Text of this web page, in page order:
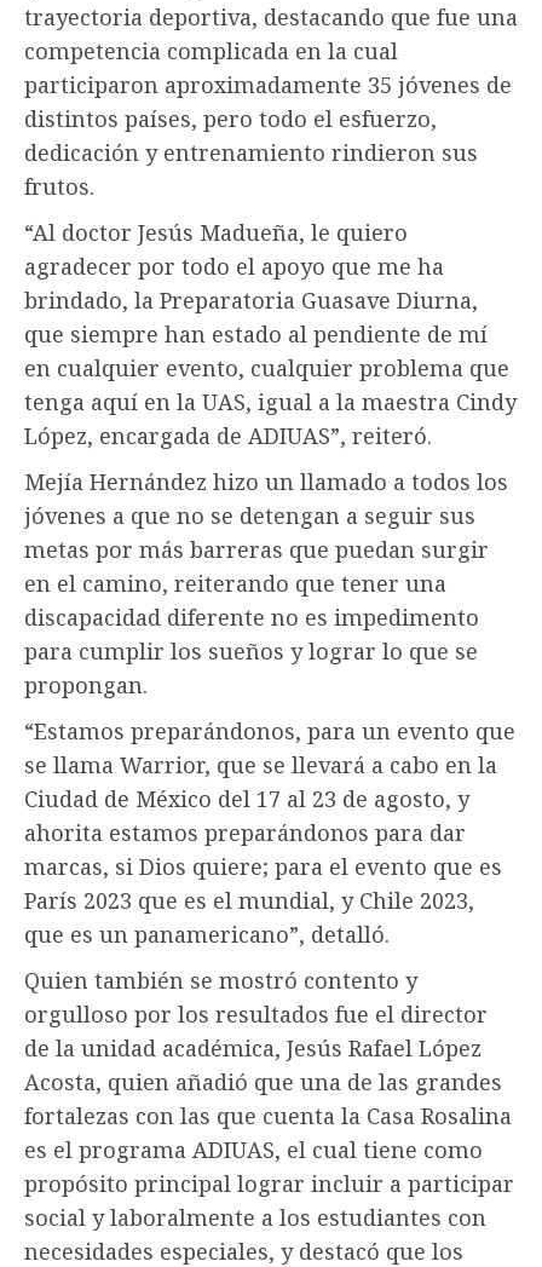
trayectoria deportiva, destacando que fue una
competencia complicada en la cual
participaron aproximadamente 35 jóvenes de
distintos países, pero todo el esfuerzo,
dedicación y entrenamiento rindieron sus
frutos.
“Al doctor Jesús Madueña, le quiero
agradecer por todo el apoyo que me ha
brindado, la Preparatoria Guasave Diurna,
que siempre han estado al pendiente de mí
en cualquier evento, cualquier problema que
tenga aquí en la UAS, igual a la maestra Cindy
López, encargada de ADIUAS”, reiteró.
Mejía Hernández hizo un llamado a todos los
jóvenes a que no se detengan a seguir sus
metas por más barreras que puedan surgir
en el camino, reiterando que tener una
discapacidad diferente no es impedimento
para cumplir los sueños y lograr lo que se
propongan.
“Estamos preparándonos, para un evento que
se llama Warrior, que se llevará a cabo en la
Ciudad de México del 17 al 23 de agosto, y
ahorita estamos preparándonos para dar
marcas, si Dios quiere; para el evento que es
París 2023 que es el mundial, y Chile 2023,
que es un panamericano”, detalló.
Quien también se mostró contento y
orgulloso por los resultados fue el director
de la unidad académica, Jesús Rafael López
Acosta, quien añadió que una de las grandes
fortalezas con las que cuenta la Casa Rosalina
es el programa ADIUAS, el cual tiene como
propósito principal lograr incluir a participar
social y laboralmente a los estudiantes con
necesidades especiales, y destacó que los